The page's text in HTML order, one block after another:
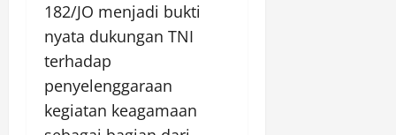
182/JO menjadi bukti
nyata dukungan TNI
terhadap
penyelenggaraan
kegiatan keagamaan